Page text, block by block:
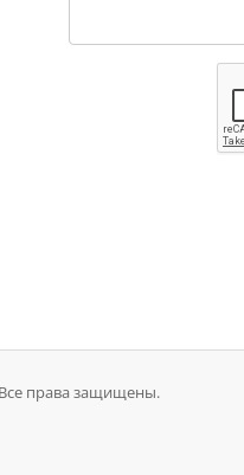
права защищены.